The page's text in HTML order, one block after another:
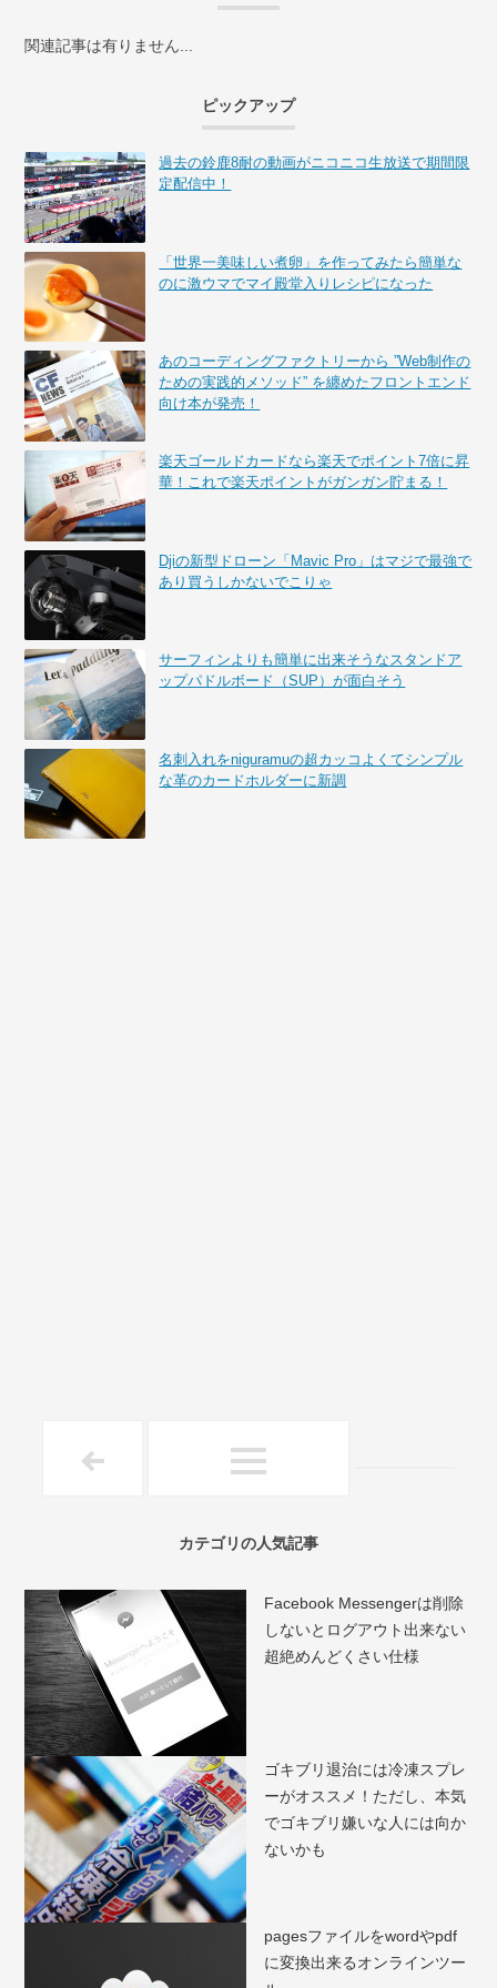
関連記事は有りません...
ピックアップ
過去の鈴鹿8耐の動画がニコニコ生放送で期間限
定配信中！
「世界一美味しい煮卵」を作ってみたら簡単な
のに激ウマでマイ殿堂入りレシピになった
あのコーディングファクトリーから ”Web制作の
ための実践的メソッド” を纏めたフロントエンド
向け本が発売！
楽天ゴールドカードなら楽天でポイント7倍に昇
華！これで楽天ポイントがガンガン貯まる！
Djiの新型ドローン「Mavic Pro」はマジで最強で
あり買うしかないでこりゃ
サーフィンよりも簡単に出来そうなスタンドア
ップパドルボード（SUP）が面白そう
名刺入れをniguramuの超カッコよくてシンプル
な革のカードホルダーに新調
カテゴリの人気記事
Facebook Messengerは削除
しないとログアウト出来ない
超絶めんどくさい仕様
ゴキブリ退治には冷凍スプレ
ーがオススメ！ただし、本気
でゴキブリ嫌いな人には向か
ないかも
pagesファイルをwordやpdf
に変換出来るオンラインツー